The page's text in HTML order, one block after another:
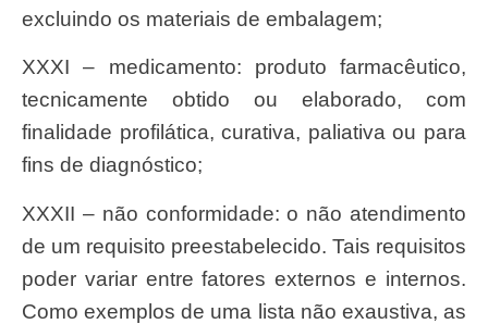
excluindo os materiais de embalagem;
XXXI – medicamento: produto farmacêutico,
tecnicamente obtido ou elaborado, com
finalidade profilática, curativa, paliativa ou para
fins de diagnóstico;
XXXII – não conformidade: o não atendimento
de um requisito preestabelecido. Tais requisitos
poder variar entre fatores externos e internos.
Como exemplos de uma lista não exaustiva, as